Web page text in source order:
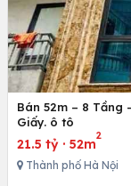
Bán 52m – 8 Tầng
Giấy. ô tô
21.5 tỷ · 52m
2
Thành phố Hà Nội